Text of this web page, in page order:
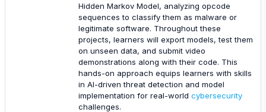
Hidden Markov Model, analyzing opcode
sequences to classify them as malware or
legitimate software. Throughout these
projects, learners will export models, test them
on unseen data, and submit video
demonstrations along with their code. This
hands-on approach equips learners with skills
in AI-driven threat detection and model
implementation for real-world cybersecurity
challenges.